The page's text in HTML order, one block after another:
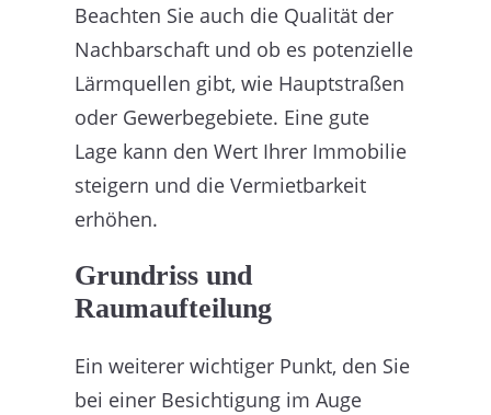
Beachten Sie auch die Qualität der
Nachbarschaft und ob es potenzielle
Lärmquellen gibt, wie Hauptstraßen
oder Gewerbegebiete. Eine gute
Lage kann den Wert Ihrer Immobilie
steigern und die Vermietbarkeit
erhöhen.
Grundriss und
Raumaufteilung
Ein weiterer wichtiger Punkt, den Sie
bei einer Besichtigung im Auge